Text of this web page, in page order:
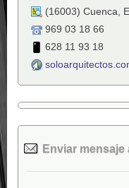
(16003) Cuenca
969 03 18 66
628 11 93 18
Enviar mensaje